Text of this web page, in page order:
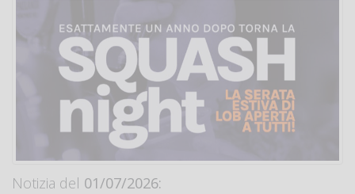
Notizia del 01/07/2026: